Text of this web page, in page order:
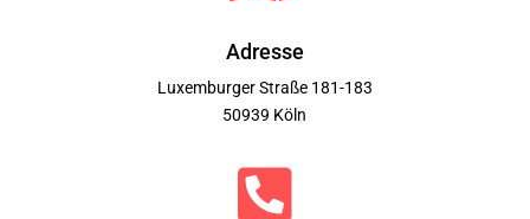
Adresse
Luxemburger Straße 181-183
50939 Köln
